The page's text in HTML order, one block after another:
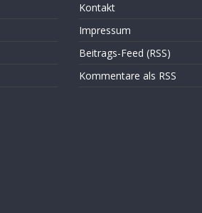
Kontakt
Impressum
Beitrags-Feed (RSS)
Kommentare als RSS